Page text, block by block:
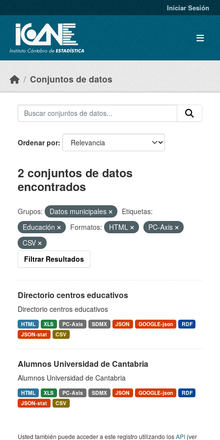
Iniciar Sesión
Conjuntos de datos
Ordenar por
2 conjuntos de datos
encontrados
Grupos: Datos municipales
Etiquetas:
Educación
Formatos: HTML
PC-Axis
CSV
Filtrar Resultados
Directorio centros educativos
Directorio centros educativos
HTML XLS PC-Axis SDMX JSON GOOGLE-json
RDF
JSON-stat
CSV
Alumnos Universidad de Cantabria
Alumnos Universidad de Cantabria
HTML XLS PC-Axis SDMX JSON GOOGLE-json
RDF
JSON-stat
CSV
Usted también puede acceder a este registro utilizando losAPI (ver